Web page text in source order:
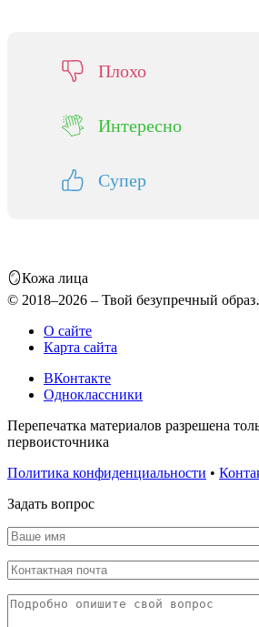
Плохо
Интересно
Супер
🪞Кожа лица
© 2018–2026 – Твой безупречный
О сайте
Карта сайта
ВКонтакте
Одноклассники
Перепечатка материалов разрешена
первоисточника
Политика конфиденциальности •
Задать вопрос